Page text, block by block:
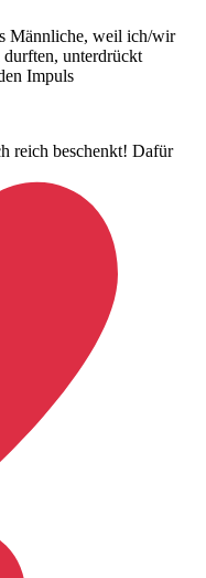
Männliche, weil ich/wir
unterdrückt
Impuls
reich beschenkt! Dafür